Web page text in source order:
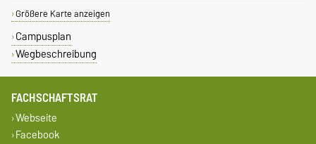
Größere Karte anzeigen
Campusplan
Wegbeschreibung
FACHSCHAFTSRAT
Webseite
Facebook